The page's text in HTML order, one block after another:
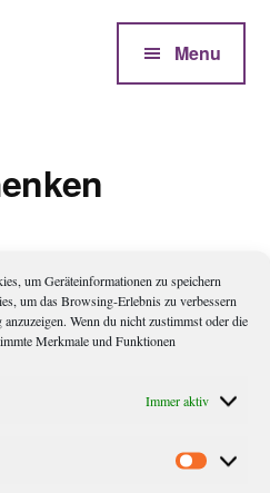
um Geräteinformationen zu speichern
um das Browsing-Erlebnis zu verbessern
Wenn du nicht zustimmst oder die
Merkmale und Funktionen
Immer aktiv
Menu
gegangen, auch wenn seine
müde geworden waren. Sein
Mauer vorbeikam und seine